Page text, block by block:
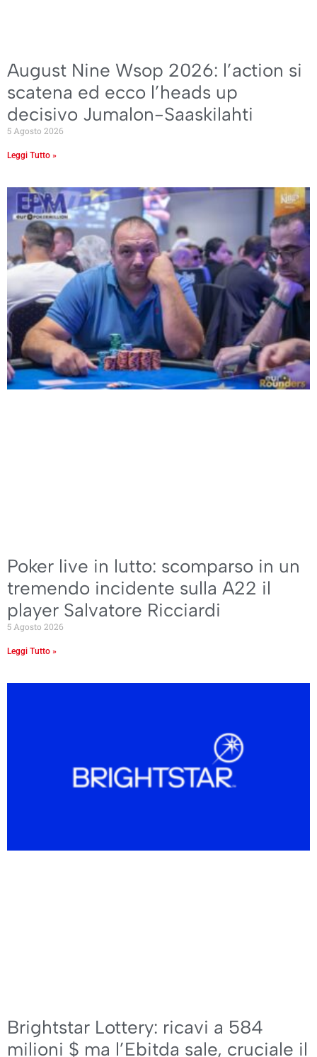
August Nine Wsop 2026: l’action si
scatena ed ecco l’heads up
decisivo Jumalon-Saaskilahti
5 Agosto 2026
Leggi Tutto »
Poker live in lutto: scomparso in un
tremendo incidente sulla A22 il
player Salvatore Ricciardi
5 Agosto 2026
Leggi Tutto »
Brightstar Lottery: ricavi a 584
milioni $ ma l’Ebitda sale, cruciale il